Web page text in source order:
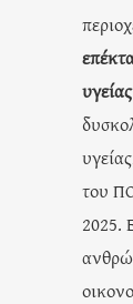
υγείας
του
2025.